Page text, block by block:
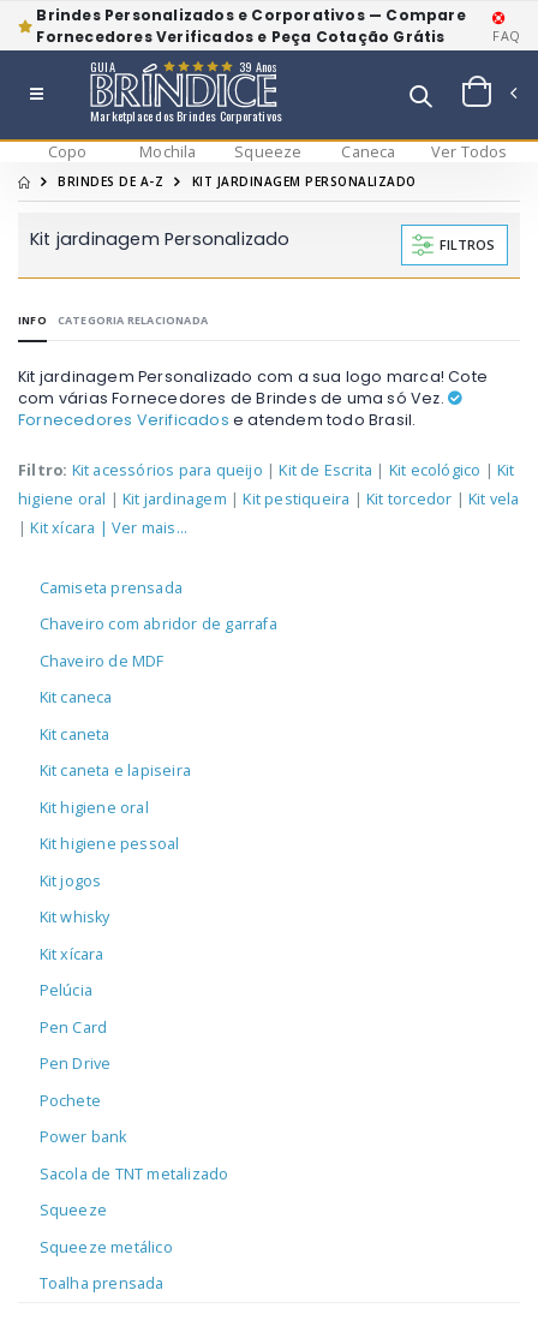
Brindes Personalizados e Corporativos — Compare
Fornecedores Verificados e Peça Cotação Grátis
FAQ
Marketplace dos Brindes Corporativos
GUIA 39 Anos
Copo Mochila Squeeze Caneca Ver Todos
BRINDES DE A-Z KIT JARDINAGEM PERSONALIZADO
Kit jardinagem Personalizado FILTROS
INFO CATEGORIA RELACIONADA
Kit jardinagem Personalizado com a sua logo marca! Cote
com várias Fornecedores de Brindes de uma só Vez.
Fornecedores Verificados e atendem todo Brasil.
Filtro: Kit acessórios para queijo |Kit de Escrita | Kit ecológico |Kit
higiene oral |Kit jardinagem |Kit pestiqueira |Kit torcedor |Kit vela
|Kit xícara | Ver mais...
Camiseta prensada
Chaveiro com abridor de garrafa
Chaveiro de MDF
Kit caneca
Kit caneta
Kit caneta e lapiseira
Kit higiene oral
Kit higiene pessoal
Kit jogos
Kit whisky
Kit xícara
Pelúcia
Pen Card
Pen Drive
Pochete
Power bank
Sacola de TNT metalizado
Squeeze
Squeeze metálico
Toalha prensada